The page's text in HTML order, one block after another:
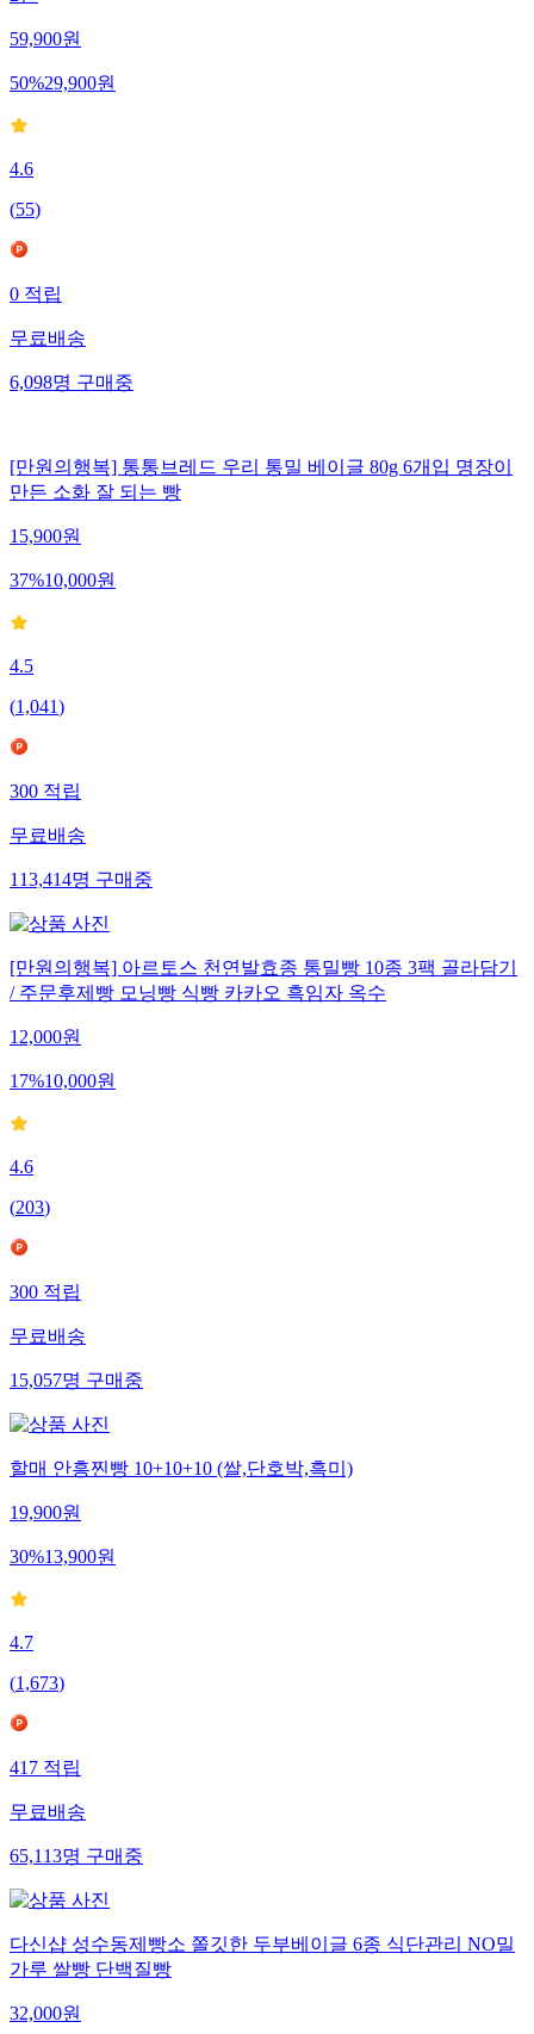
59,900원
50%29,900원
4.6
(55)
0적립
무료배송
6,098명구매중
[만원의행복] 통통브레드 우리 통밀 베이글 80g 6개입 명장이
만든 소화 잘 되는 빵
15,900원
37%10,000원
4.5
(1,041)
300적립
무료배송
113,414명구매중
[만원의행복] 아르토스 천연발효종 통밀빵 10종 3팩 골라담기
/ 주문후제빵 모닝빵 식빵 카카오 흑임자 옥수
12,000원
17%10,000원
4.6
(203)
300적립
무료배송
15,057명구매중
할매 안흥찐빵 10+10+10 (쌀,단호박,흑미)
19,900원
30%13,900원
4.7
(1,673)
417적립
무료배송
65,113명구매중
다신샵 성수동제빵소 쫄깃한 두부베이글 6종 식단관리 NO밀
가루 쌀빵 단백질빵
32,000원